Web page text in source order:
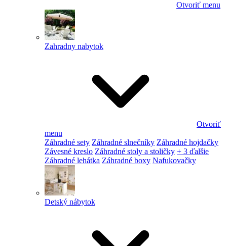
Otvoriť menu
Zahradny nabytok
Otvoriť
menu
Záhradné sety Záhradné slnečníky Záhradné hojdačky
Závesné kreslo Záhradné stoly a stoličky + 3 ďalšie
Záhradné lehátka Záhradné boxy Nafukovačky
Detský nábytok